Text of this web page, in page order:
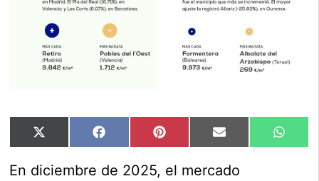
Compartir
en
X
(Twitter)
Compartir
en
Facebook Compartir
en
Pinterest Compartir
en
Email
en
En diciembre de 2025, el mercado